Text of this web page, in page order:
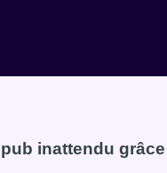
inattendu grâce